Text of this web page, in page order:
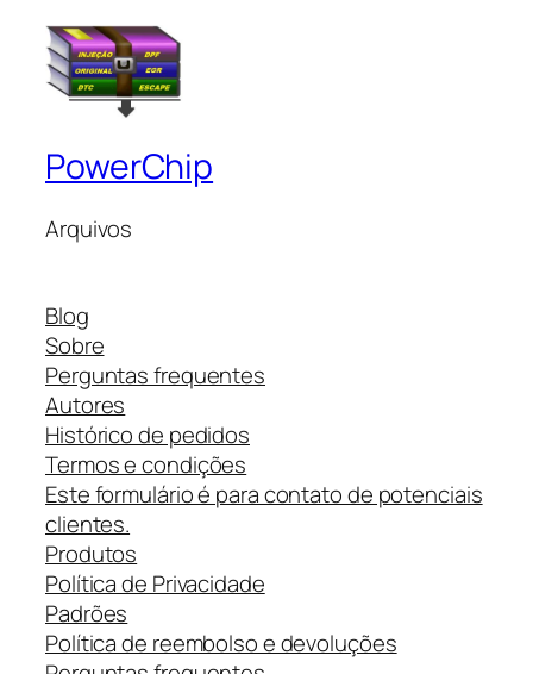
PowerChip
Arquivos
Blog
Sobre
Perguntas frequentes
Autores
Histórico de pedidos
Termos e condições
Este formulário é para contato de potenciais
clientes.
Produtos
Política de Privacidade
Padrões
Política de reembolso e devoluções